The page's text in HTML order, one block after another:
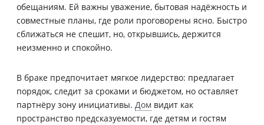
обещаниям. Ей важны уважение, бытовая надёжность и
совместные планы, где роли проговорены ясно. Быстро
сближаться не спешит, но, открывшись, держится
неизменно и спокойно.
В браке предпочитает мягкое лидерство: предлагает
порядок, следит за сроками и бюджетом, но оставляет
партнёру зону инициативы. Дом видит как
пространство предсказуемости, где детям и гостям